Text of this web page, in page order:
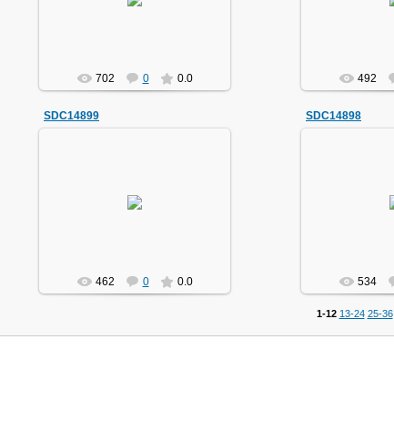
702 0 0.0 492
SDC14899
462 0 0.0
SDC14898
534
1-12 13-24 25-36